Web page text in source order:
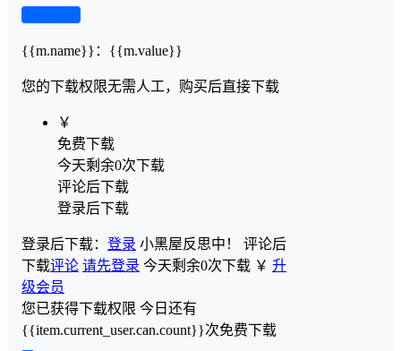
{{m.name}} ： {{m.value}}
您的下载权限无需人工，购买后直接下载
￥
免费下载
今天剩余0次下载
评论后下载
登录后下载
登录后下载： 登录 小黑屋反思中！ 评论后
下载评论 请先登录 今天剩余0次下载 ￥ 升
级会员
您已获得下载权限 今日还有
{{item.current_user.can.count}}次免费下载